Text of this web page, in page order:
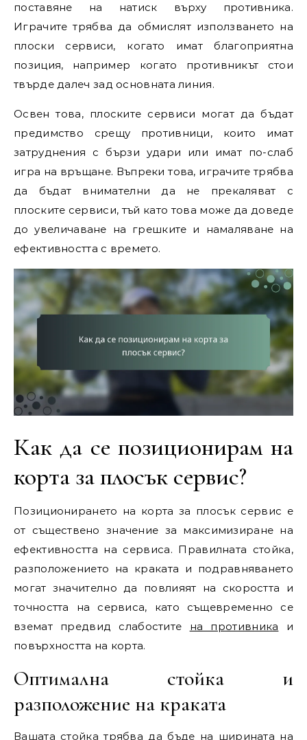
поставяне на натиск върху противника.
Играчите трябва да обмислят използването на
плоски сервиси, когато имат благоприятна
позиция, например когато противникът стои
твърде далеч зад основната линия.
Освен това, плоските сервиси могат да бъдат
предимство срещу противници, които имат
затруднения с бързи удари или имат по-слаб
игра на връщане. Въпреки това, играчите трябва
да бъдат внимателни да не прекаляват с
плоските сервиси, тъй като това може да доведе
до увеличаване на грешките и намаляване на
ефективността с времето.
Как да се позиционирам на
корта за плосък сервис?
Позиционирането на корта за плосък сервис е
от съществено значение за максимизиране на
ефективността на сервиса. Правилната стойка,
разположението на краката и подравняването
могат значително да повлияят на скоростта и
точността на сервиса, като същевременно се
вземат предвид слабостите на противника и
повърхността на корта.
Оптимална стойка и
разположение на краката
Вашата стойка трябва да бъде на ширината на